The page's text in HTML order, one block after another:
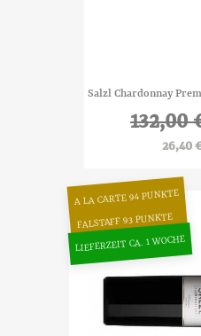
Salzl Chardonnay
132,00
26,40
A LA CARTE 94 PUNKTE
FALSTAFF 93 PUNKTE
LIEFERZEIT CA. 1 WOCHE